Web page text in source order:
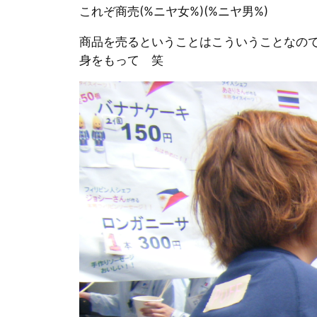
これぞ商売(%ニヤ女%)(%ニヤ男%)
商品を売るということはこういうことなの
身をもって 笑